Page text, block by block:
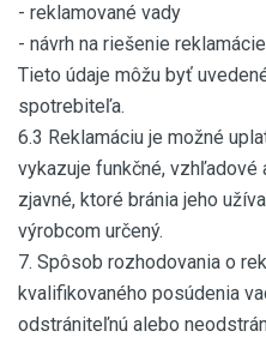
- reklamované vady
- návrh na riešenie
Tieto údaje môžu byť
spotrebiteľa.
6.3 Reklamáciu je možné
vykazuje funkčné, vzhľadové
zjavné, ktoré bránia jeho
výrobcom určený.
7. Spôsob rozhodovania o
kvalifikovaného posúdenia
odstrániteľnú alebo